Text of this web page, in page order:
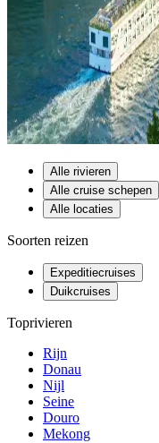
Alle rivieren
Alle cruise schepen
Alle locaties
Soorten reizen
Expeditiecruises
Duikcruises
Toprivieren
Rijn
Donau
Nijl
Seine
Douro
Mekong